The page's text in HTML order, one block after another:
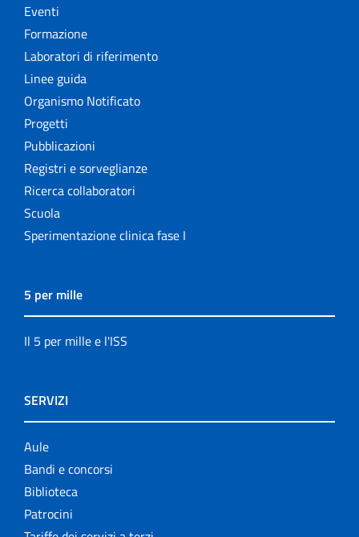
Eventi
Formazione
Laboratori di riferimento
Linee guida
Organismo Notificato
Progetti
Pubblicazioni
Registri e sorveglianze
Ricerca collaboratori
Scuola
Sperimentazione clinica fase I
5 per mille
Il 5 per mille e l'ISS
SERVIZI
Aule
Bandi e concorsi
Biblioteca
Patrocini